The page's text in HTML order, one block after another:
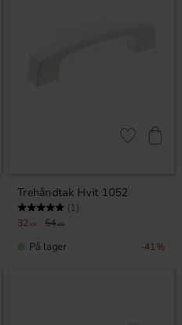
Trehåndtak Hvit 1052
Karakter: (1)
32 KR 54KR
41%
Lagre som
På lager